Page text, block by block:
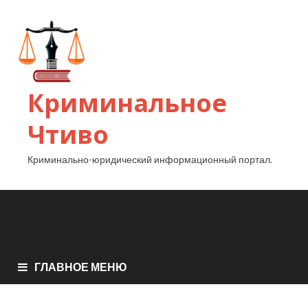
Криминальное
Чтиво
Криминально-юридический информационный портал.
ГЛАВНОЕ МЕНЮ